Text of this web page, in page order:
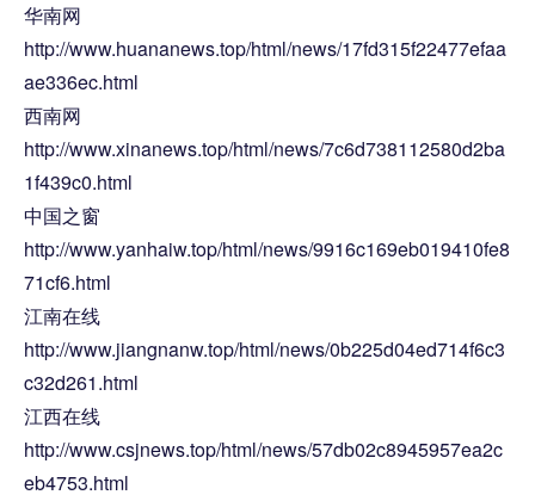
华南网
http://www.huananews.top/html/news/17fd315f22477efaa
ae336ec.html
西南网
http://www.xinanews.top/html/news/7c6d738112580d2ba
1f439c0.html
中国之窗
http://www.yanhaiw.top/html/news/9916c169eb019410fe8
71cf6.html
江南在线
http://www.jiangnanw.top/html/news/0b225d04ed714f6c3
c32d261.html
江西在线
http://www.csjnews.top/html/news/57db02c8945957ea2c
eb4753.html